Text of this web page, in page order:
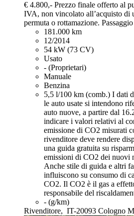
€ 4.800,- Prezzo finale offerto al
IVA, non vincolato all’acquisto di
permuta o rottamazione.
181.000 km
12/2014
54 kW (73 CV)
Usato
- (Proprietari)
Manuale
Benzina
5,5 l/100 km (comb.) I dati
le auto usate si intendono
auto nuove, a partire dal
indicare i valori relativi al
emissione di CO2 misurati
rivenditore deve rendere
una guida gratuita su
emissioni di CO2 dei nuovi
Anche stile di guida e altri
influiscono su consumo di
CO2. Il CO2 è il gas a
responsabile del
- (g/km)
Rivenditore, IT-20093 Cologno